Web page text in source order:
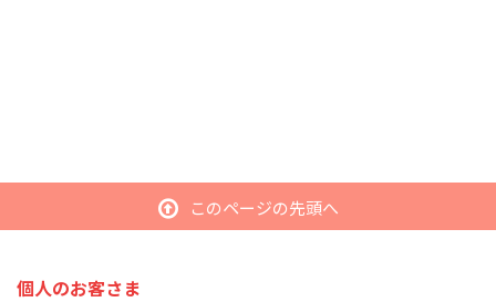
このページの先頭へ
個人のお客さま